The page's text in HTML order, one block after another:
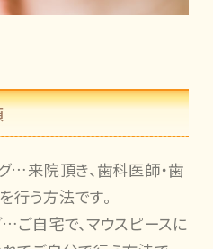
…来院頂き、歯科医師・歯
う方法です。
ご自宅で、マウスピースに